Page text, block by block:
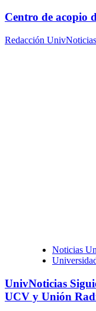
Centro de acopio
Redacción
Noticias
UnivNoticias
UCV y Unión